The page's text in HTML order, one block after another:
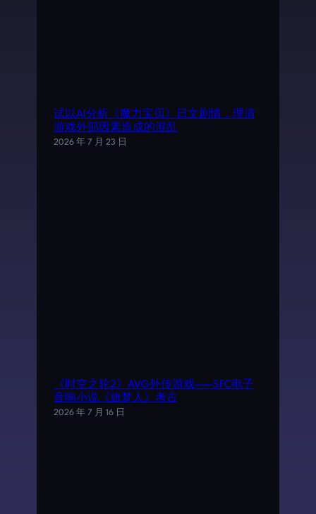
试以AI分析《魔力宝贝》日文剧情，理清
游戏外部因素造成的混乱
2026 年 7 月 23 日
《时空之轮2》AVG外传游戏——SFC电子
音响小说《旅梦人》考古
2026 年 7 月 16 日